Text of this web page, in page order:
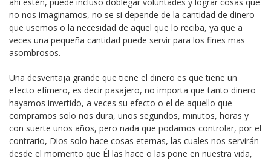
no nos imaginamos, no se si depende de la cantidad de dinero
que usemos o la necesidad de aquel que lo reciba, ya que a
veces una pequeña cantidad puede servir para los fines mas
asombrosos.
Una desventaja grande que tiene el dinero es que tiene un
efecto efímero, es decir pasajero, no importa que tanto dinero
hayamos invertido, a veces su efecto o el de aquello que
compramos solo nos dura, unos segundos, minutos, horas y
con suerte unos años, pero nada que podamos controlar, por el
contrario, Dios solo hace cosas eternas, las cuales nos servirán
desde el momento que Él las hace o las pone en nuestra vida,